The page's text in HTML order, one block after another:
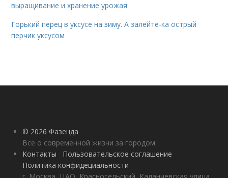
выращивание и хранение урожая
Горький перец в уксусе на зиму. А залейте-ка острый
перчик уксусом
© 2026 Фазенда
Все о современной жизни за городом
Контакты
Пользовательское соглашение
Политика конфидециальности